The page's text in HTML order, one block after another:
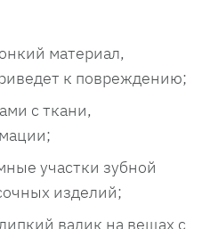
материал,
к повреждению;
с ткани,
участки зубной
изделий;
валик на вещах с